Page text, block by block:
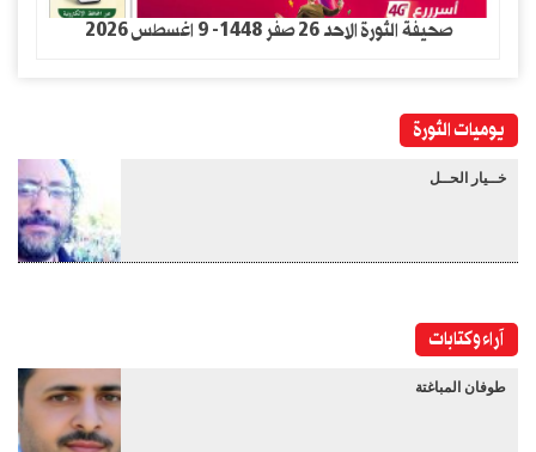
صحيفة الثورة الاحد 26 صفر 1448- 9 اغسطس 2026
يوميات الثورة
خــيار الحــل
آراء وكتابات
طوفان المباغتة